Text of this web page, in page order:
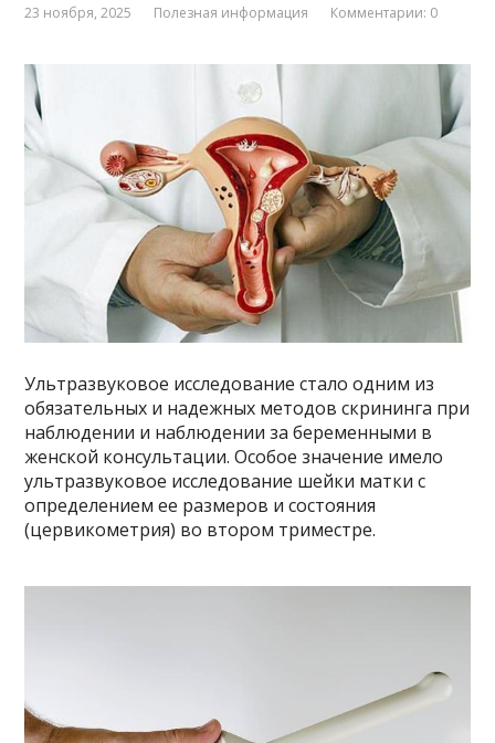
23 ноября, 2025 Полезная информация Комментарии: 0
Ультразвуковое исследование стало одним из
обязательных и надежных методов скрининга при
наблюдении и наблюдении за беременными в
женской консультации. Особое значение имело
ультразвуковое исследование шейки матки с
определением ее размеров и состояния
(цервикометрия) во втором триместре.